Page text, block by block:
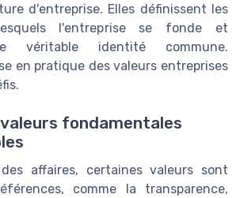
d'entreprise. Elles définissent les
l'entreprise se fonde et
véritable identité commune.
en pratique des valeurs entreprises
fondamentales
affaires, certaines valeurs sont
comme la transparence,